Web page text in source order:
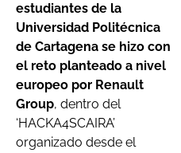
estudiantes de la
Universidad Politécnica
de Cartagena se hizo con
el reto planteado a nivel
europeo por Renault
Group, dentro del
‘HACKA4SCAIRA’
organizado desde el